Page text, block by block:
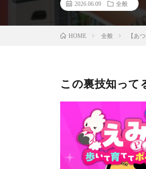
2026.06.09 全般
HOME 全般 【あ
この裏技知って